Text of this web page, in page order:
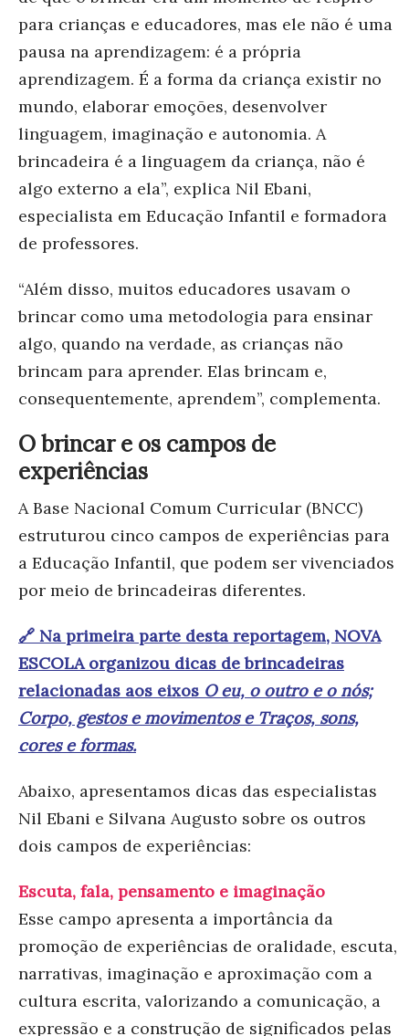
para crianças e educadores, mas ele não é uma
pausa na aprendizagem: é a própria
aprendizagem. É a forma da criança existir no
mundo, elaborar emoções, desenvolver
linguagem, imaginação e autonomia. A
brincadeira é a linguagem da criança, não é
algo externo a ela”, explica Nil Ebani,
especialista em Educação Infantil e formadora
de professores.
“Além disso, muitos educadores usavam o
brincar como uma metodologia para ensinar
algo, quando na verdade, as crianças não
brincam para aprender. Elas brincam e,
consequentemente, aprendem”, complementa.
O brincar e os campos de
experiências
A Base Nacional Comum Curricular (BNCC)
estruturou cinco campos de experiências para
a Educação Infantil, que podem ser vivenciados
por meio de brincadeiras diferentes.
🔗 Na primeira parte desta reportagem, NOVA
ESCOLA organizou dicas de brincadeiras
relacionadas aos eixos O eu, o outro e o nós;
Corpo, gestos e movimentos e Traços, sons,
cores e formas.
Abaixo, apresentamos dicas das especialistas
Nil Ebani e Silvana Augusto sobre os outros
dois campos de experiências:
Escuta, fala, pensamento e imaginação
Esse campo apresenta a importância da
promoção de experiências de oralidade, escuta,
narrativas, imaginação e aproximação com a
cultura escrita, valorizando a comunicação, a
expressão e a construção de significados pelas